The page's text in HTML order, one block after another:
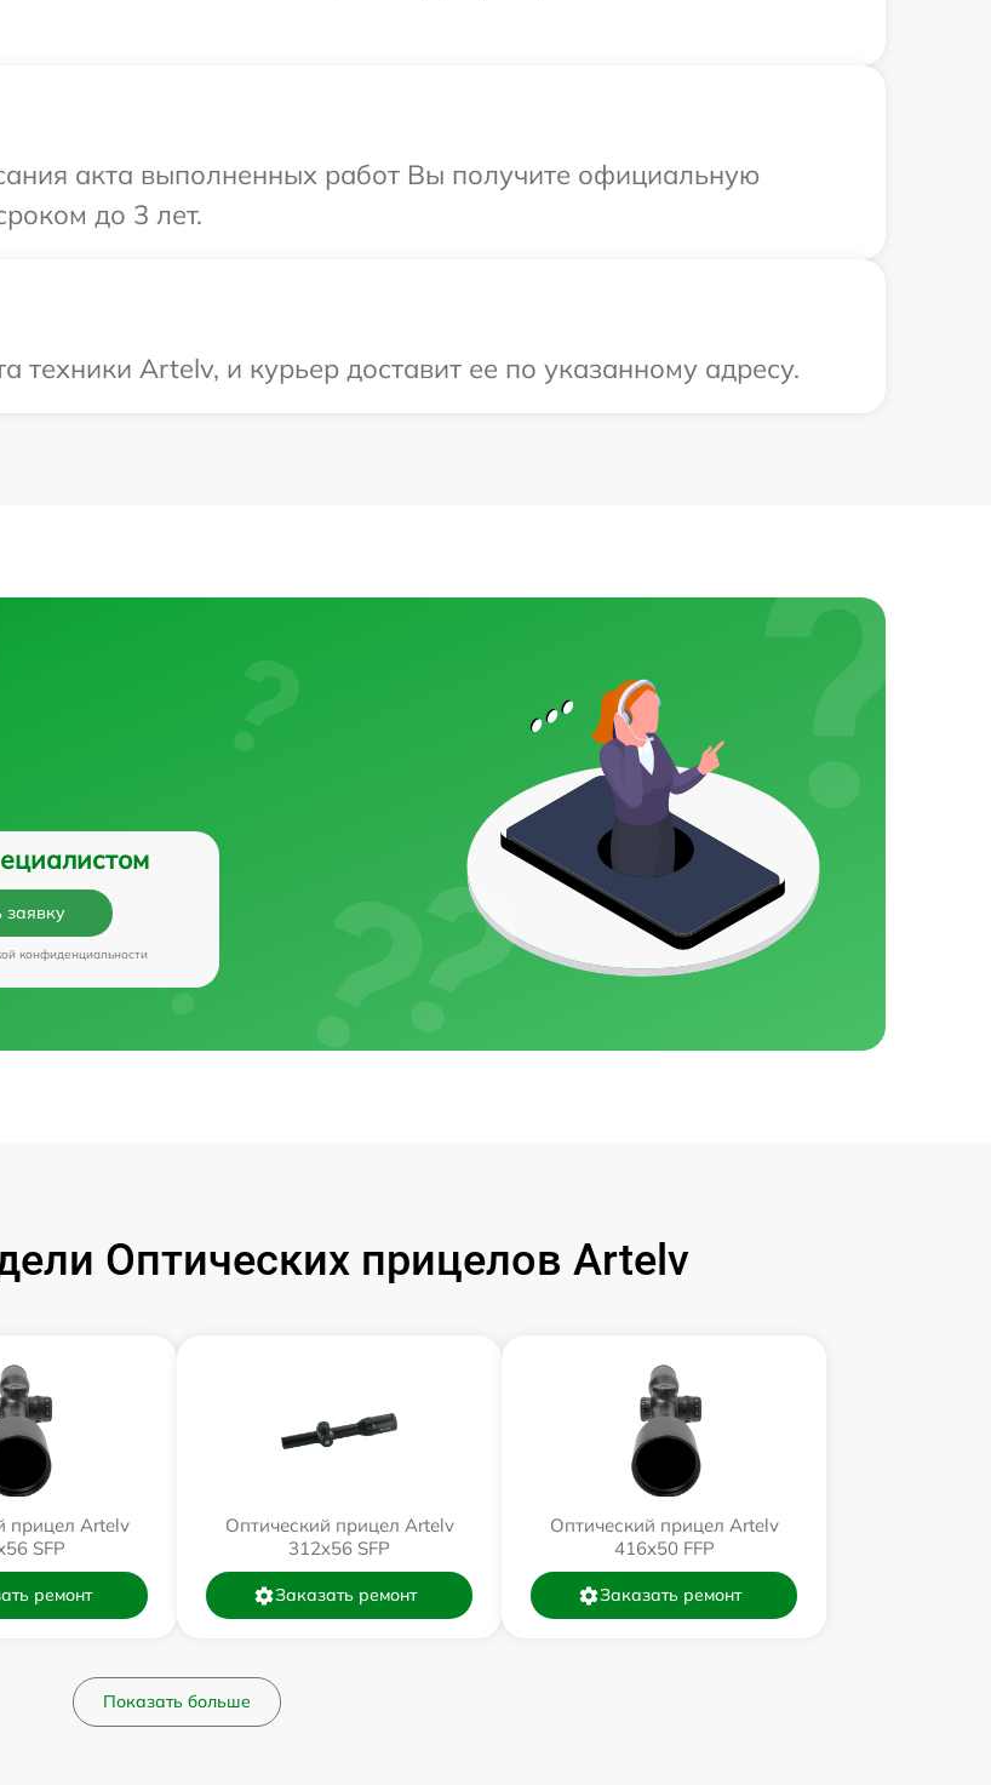
акта выполненных работ Вы получите официальную
до 3 лет.
Artelv, и курьер доставит ее по указанному адресу.
заявку
конфиденциальности
Оптических прицелов Artelv
прицел Artelv
SFP
ремонт
Оптический прицел Artelv
312x56 SFP
Заказать ремонт
Оптический прицел Artelv
416x50 FFP
Заказать ремонт
Показать больше